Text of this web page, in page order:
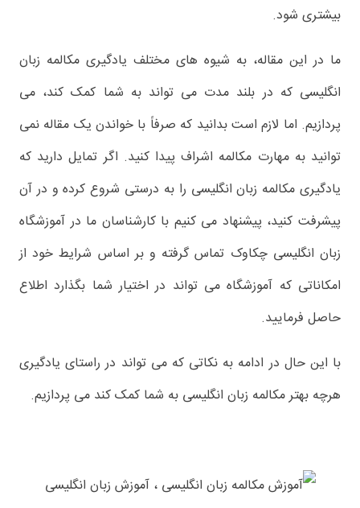
بیشتری شود.
ما در این مقاله، به شیوه های مختلف یادگیری مکالمه زبان
انگلیسی که در بلند مدت می تواند به شما کمک کند، می
پردازیم. اما لازم است بدانید که صرفاً با خواندن یک مقاله نمی
توانید به مهارت مکالمه اشراف پیدا کنید. اگر تمایل دارید که
یادگیری مکالمه زبان انگلیسی را به درستی شروع کرده و در آن
پیشرفت کنید، پیشنهاد می کنیم با کارشناسان ما در آموزشگاه
زبان انگلیسی چکاوک تماس گرفته و بر اساس شرایط خود از
امکاناتی که آموزشگاه می تواند در اختیار شما بگذارد اطلاع
حاصل فرمایید.
با این حال در ادامه به نکاتی که می تواند در راستای یادگیری
هرچه بهتر مکالمه زبان انگلیسی به شما کمک کند می پردازیم.